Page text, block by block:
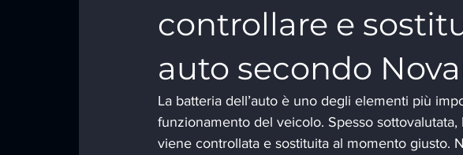
controllare e
auto secondo
La batteria dell’auto è uno degli elementi più
funzionamento del veicolo. Spesso
viene controllata e sostituita al momento giusto.